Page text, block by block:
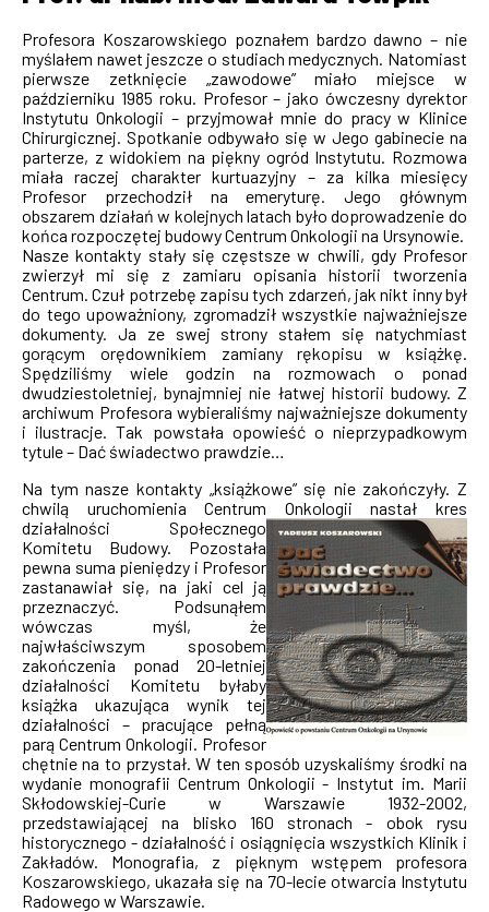
Profesora Koszarowskiego poznałem bardzo dawno – nie
myślałem nawet jeszcze o studiach medycznych. Natomiast
pierwsze zetknięcie „zawodowe” miało miejsce w
październiku 1985 roku. Profesor – jako ówczesny dyrektor
Instytutu Onkologii – przyjmował mnie do pracy w Klinice
Chirurgicznej. Spotkanie odbywało się w Jego gabinecie na
parterze, z widokiem na piękny ogród Instytutu. Rozmowa
miała raczej charakter kurtuazyjny – za kilka miesięcy
Profesor przechodził na emeryturę. Jego głównym
obszarem działań w kolejnych latach było doprowadzenie do
końca rozpoczętej budowy Centrum Onkologii na Ursynowie.
Nasze kontakty stały się częstsze w chwili, gdy Profesor
zwierzył mi się z zamiaru opisania historii tworzenia
Centrum. Czuł potrzebę zapisu tych zdarzeń, jak nikt inny był
do tego upoważniony, zgromadził wszystkie najważniejsze
dokumenty. Ja ze swej strony stałem się natychmiast
gorącym orędownikiem zamiany rękopisu w książkę.
Spędziliśmy wiele godzin na rozmowach o ponad
dwudziestoletniej, bynajmniej nie łatwej historii budowy. Z
archiwum Profesora wybieraliśmy najważniejsze dokumenty
i ilustracje. Tak powstała opowieść o nieprzypadkowym
tytule – Dać świadectwo prawdzie…
Na tym nasze kontakty „książkowe” się nie zakończyły. Z
chwilą uruchomienia Centrum Onkologii nastał kres
działalności Społecznego
Komitetu Budowy. Pozostała
pewna suma pieniędzy i Profesor
zastanawiał się, na jaki cel ją
przeznaczyć. Podsunąłem
wówczas myśl, że
najwłaściwszym sposobem
zakończenia ponad 20-letniej
działalności Komitetu byłaby
książka ukazująca wynik tej
działalności – pracujące pełną
parą Centrum Onkologii. Profesor
chętnie na to przystał. W ten sposób uzyskaliśmy środki na
wydanie monografii Centrum Onkologii - Instytut im. Marii
Skłodowskiej-Curie w Warszawie 1932-2002,
przedstawiającej na blisko 160 stronach - obok rysu
historycznego - działalność i osiągnięcia wszystkich Klinik i
Zakładów. Monografia, z pięknym wstępem profesora
Koszarowskiego, ukazała się na 70-lecie otwarcia Instytutu
Radowego w Warszawie.